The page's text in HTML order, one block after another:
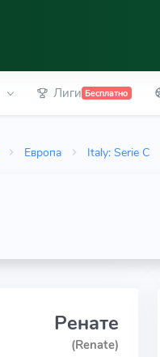
Лиги Бесплатно
Европа Italy: Serie C
Ренате
(Renate)